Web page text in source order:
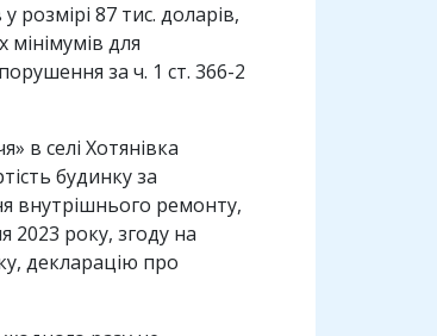
87 тис. доларів,
для
за ч. 1 ст. 366-2
в селі Хотянівка
будинку за
внутрішнього ремонту,
2023 року, згоду на
декларацію про